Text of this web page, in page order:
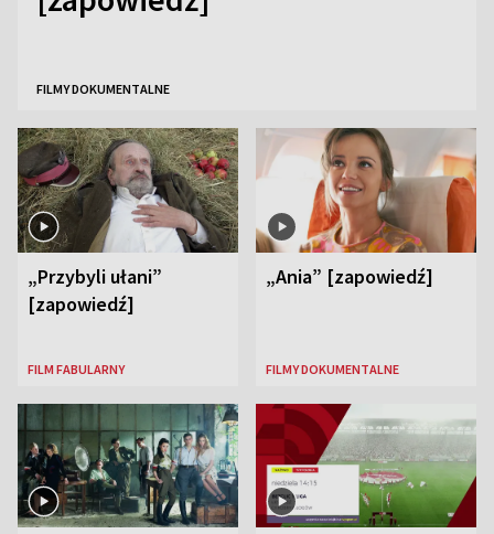
FILMY DOKUMENTALNE
„Przybyli ułani”
[zapowiedź]
FILM FABULARNY
„Ania” [zapowiedź]
FILMY DOKUMENTALNE